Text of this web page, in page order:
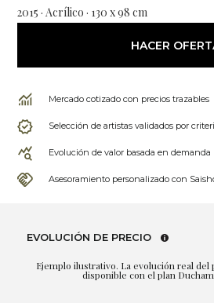
2015 · Acrílico · 130 x 98 cm
HACER
Mercado cotizado con precios trazables
Selección de artistas validados por
Evolución de valor basada en demanda
Asesoramiento personalizado con
EVOLUCIÓN DE PRECIO
Ejemplo ilustrativo. La evolución real del
disponible con el plan